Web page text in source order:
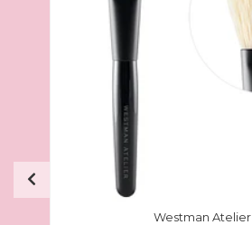
Westman Atelier